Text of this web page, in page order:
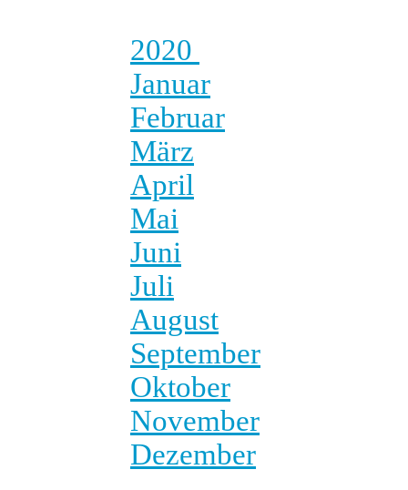
2020
Januar
Februar
März
April
Mai
Juni
Juli
August
September
Oktober
November
Dezember